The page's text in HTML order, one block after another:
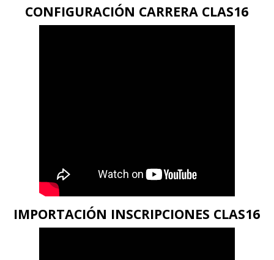
CONFIGURACIÓN CARRERA CLAS16
IMPORTACIÓN INSCRIPCIONES CLAS16